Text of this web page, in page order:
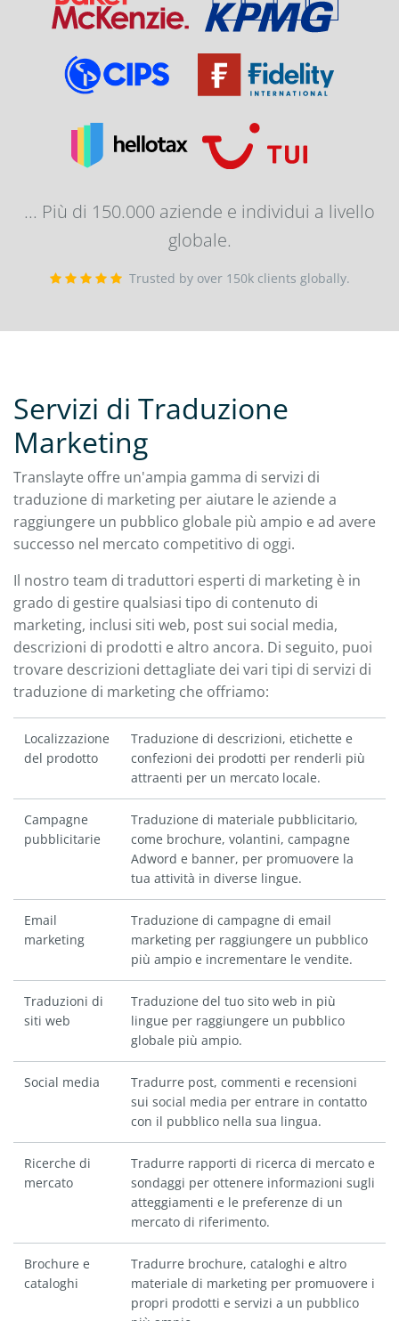
... Più di 150.000 aziende e individui a livello
globale.
Trusted by over 150k clients globally.
Servizi di Traduzione
Marketing
Translayte offre un'ampia gamma di servizi di
traduzione di marketing per aiutare le aziende a
raggiungere un pubblico globale più ampio e ad avere
successo nel mercato competitivo di oggi.
Il nostro team di traduttori esperti di marketing è in
grado di gestire qualsiasi tipo di contenuto di
marketing, inclusi siti web, post sui social media,
descrizioni di prodotti e altro ancora. Di seguito, puoi
trovare descrizioni dettagliate dei vari tipi di servizi di
traduzione di marketing che offriamo:
Localizzazione
del prodotto
Traduzione di descrizioni, etichette e
confezioni dei prodotti per renderli più
attraenti per un mercato locale.
Campagne
pubblicitarie
Traduzione di materiale pubblicitario,
come brochure, volantini, campagne
Adword e banner, per promuovere la
tua attività in diverse lingue.
Email
marketing
Traduzione di campagne di email
marketing per raggiungere un pubblico
più ampio e incrementare le vendite.
Traduzioni di
siti web
Traduzione del tuo sito web in più
lingue per raggiungere un pubblico
globale più ampio.
Social media
Tradurre post, commenti e recensioni
sui social media per entrare in contatto
con il pubblico nella sua lingua.
Ricerche di
mercato
Tradurre rapporti di ricerca di mercato e
sondaggi per ottenere informazioni sugli
atteggiamenti e le preferenze di un
mercato di riferimento.
Brochure e
cataloghi
Tradurre brochure, cataloghi e altro
materiale di marketing per promuovere i
propri prodotti e servizi a un pubblico